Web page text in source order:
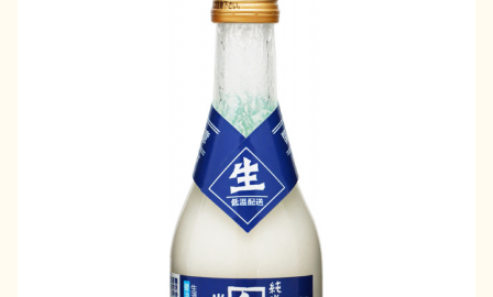
地酒カタログ